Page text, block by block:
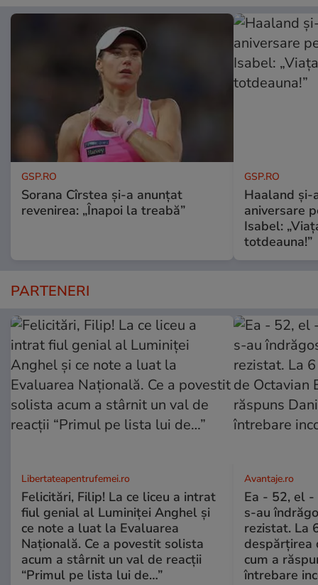
GSP.RO
Sorana Cîrstea și-a anunțat
revenirea: „Înapoi la treabă”
GSP.RO
Haaland
aniversare
Isabel:
totdeauna!”
PARTENERI
Libertateapentrufemei.ro
Felicitări, Filip! La ce liceu a intrat
fiul genial al Luminiței Anghel și
ce note a luat la Evaluarea
Națională. Ce a povestit solista
acum a stârnit un val de reacții
“Primul pe lista lui de…”
Avantaje.ro
Ea - 52, el -
s-au
rezistat. La
despărțirea
cum a
întrebare